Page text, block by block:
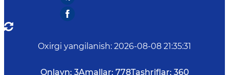
Oxirgi yangilanish: 2026-08-08 21:35:31
Onlayn: 3Amallar: 778Tashriflar: 360